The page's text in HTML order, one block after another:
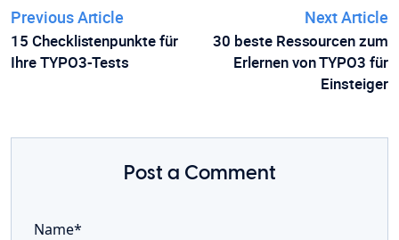
Previous Article
15 Checklistenpunkte für
Ihre TYPO3-Tests
Next Article
30 beste Ressourcen zum
Erlernen von TYPO3 für
Einsteiger
Post a Comment
Name*